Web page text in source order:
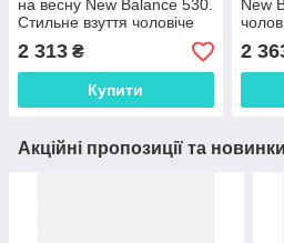
на весну New Balance 530.
Стильне взуття чоловіче
Нью Беленс 530.
2 313 ₴
Купити
New
2
Акційні пропозиції та новинки